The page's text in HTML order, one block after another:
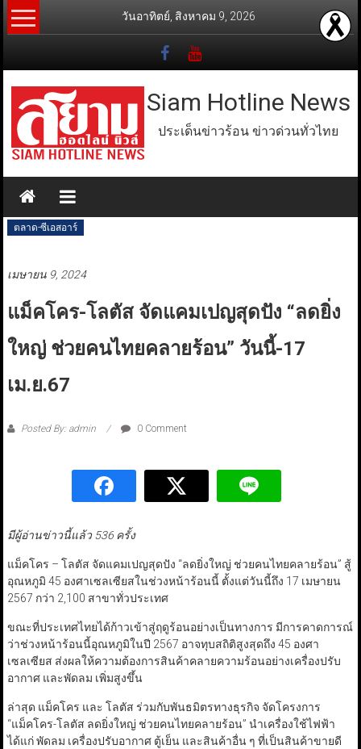
Skip
to
วันอาทิตย์, สิงหาคม 9, 2026
Siam Hotline News
ประเด็นข่าวร้อน ข่าวด่วนทั่วไทย
ตลาด-ซีเอสอาร์
เมษายน 9, 2024
แม็คโคร-โลตัส จัดแคมเปญสุดปัง “ลดยิ่ง
ใหญ่ ช่วยคนไทยคลายร้อน” วันนี้-17
เม.ย.67
Posted By: admin 0 Comment
มีผู้อ่านข่าวนี้แล้ว 536 ครั้ง
แม็คโคร – โลตัส จัดแคมเปญสุดปัง “ลดยิ่งใหญ่ ช่วยคนไทยคลายร้อน” สู้
อุณหภูมิ 45 องศาเซลเซียสในช่วงหน้าร้อนนี้ ตั้งแต่วันนี้ถึง 17 เมษายน
2567 กว่า 2,100 สาขาทั่วประเทศ
ขณะที่ประเทศไทยได้ก้าวเข้าสู่ฤดูร้อนอย่างเป็นทางการ มีการคาดการณ์
ว่าช่วงหน้าร้อนนี้อุณหภูมิในปี 2567 อาจทุบสถิติสูงสุดถึง 45 องศา
เซลเซียส ส่งผลให้ความต้องการสินค้าคลายความร้อนอย่างเครื่องปรับ
อากาศ และพัดลม เพิ่มสูงขึ้น
ล่าสุด แม็คโคร และ โลตัส ร่วมกับพันธมิตรทางธุรกิจ จัดโครงการ
“แม็คโคร-โลตัส ลดยิ่งใหญ่ ช่วยคนไทยคลายร้อน” นำเครื่องใช้ไฟฟ้า
ได้แก่ พัดลม เครื่องปรับอากาศ ตู้เย็น และสินค้าอื่น ๆ ที่เป็นสินค้าขายดี